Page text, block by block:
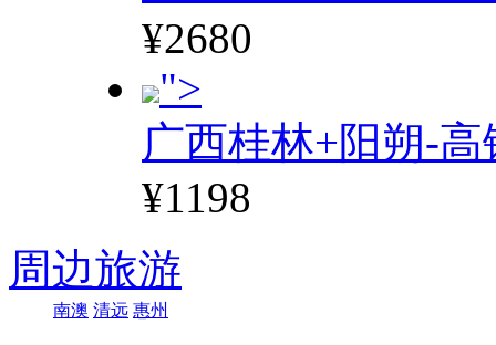
¥2680
">
广西桂林+阳朔-高
¥1198
周边旅游
南澳 清远 惠州